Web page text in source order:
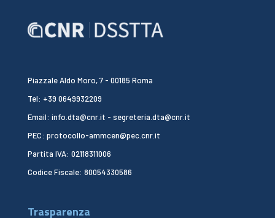
Piazzale Aldo Moro, 7 - 00185 Roma
Tel: +39 0649932209
Email: info.dta@cnr.it - segreteria.dta@cnr.it
PEC: protocollo-ammcen@pec.cnr.it
Partita IVA: 02118311006
Codice Fiscale: 80054330586
Trasparenza